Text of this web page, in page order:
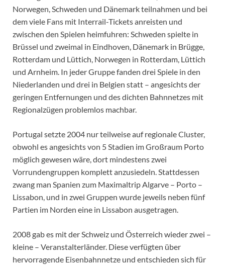
Norwegen, Schweden und Dänemark teilnahmen und bei
dem viele Fans mit Interrail-Tickets anreisten und
zwischen den Spielen heimfuhren: Schweden spielte in
Brüssel und zweimal in Eindhoven, Dänemark in Brügge,
Rotterdam und Lüttich, Norwegen in Rotterdam, Lüttich
und Arnheim. In jeder Gruppe fanden drei Spiele in den
Niederlanden und drei in Belgien statt – angesichts der
geringen Entfernungen und des dichten Bahnnetzes mit
Regionalzügen problemlos machbar.
Portugal setzte 2004 nur teilweise auf regionale Cluster,
obwohl es angesichts von 5 Stadien im Großraum Porto
möglich gewesen wäre, dort mindestens zwei
Vorrundengruppen komplett anzusiedeln. Stattdessen
zwang man Spanien zum Maximaltrip Algarve – Porto –
Lissabon, und in zwei Gruppen wurde jeweils neben fünf
Partien im Norden eine in Lissabon ausgetragen.
2008 gab es mit der Schweiz und Österreich wieder zwei –
kleine – Veranstalterländer. Diese verfügten über
hervorragende Eisenbahnnetze und entschieden sich für